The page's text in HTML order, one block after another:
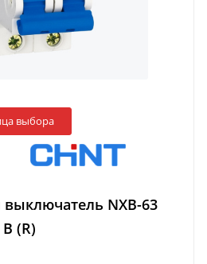
выбора
NXB-63
(R)